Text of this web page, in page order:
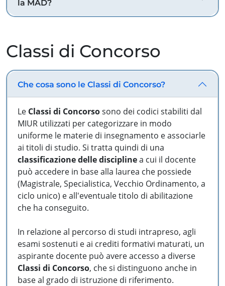
la MAD?
Classi di Concorso
Che cosa sono le Classi di Concorso?
Le Classi di Concorsosono dei codici stabiliti dal
MIUR utilizzati per categorizzare in modo
uniforme le materie di insegnamento e associarle
ai titoli di studio. Si tratta quindi di una
classificazione delle disciplinea cui il docente
può accedere in base alla laurea che possiede
(Magistrale, Specialistica, Vecchio Ordinamento, a
ciclo unico) e all'eventuale titolo di abilitazione
che ha conseguito.
In relazione al percorso di studi intrapreso, agli
esami sostenuti e ai crediti formativi maturati, un
aspirante docente può avere accesso a diverse
Classi di Concorso, che si distinguono anche in
base al grado di istruzione di riferimento.